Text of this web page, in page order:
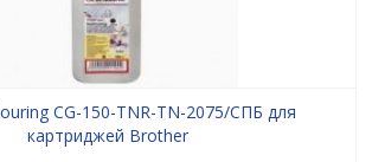
CG-150-TNR-TN-2075/СПБ для
картриджей Brother